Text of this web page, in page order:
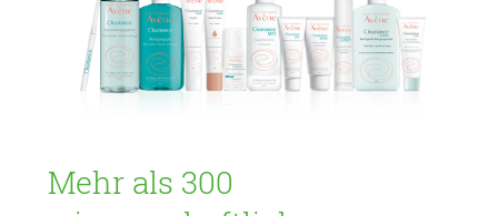
Mehr als 300